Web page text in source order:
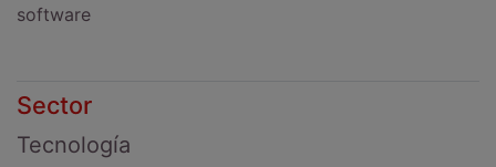
software
Sector
Tecnología